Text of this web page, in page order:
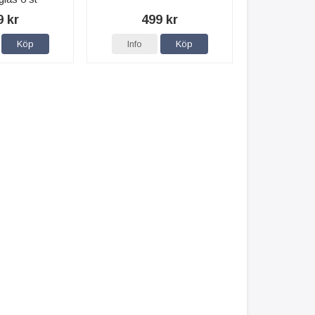
kr
Köp
499 kr
Info Köp